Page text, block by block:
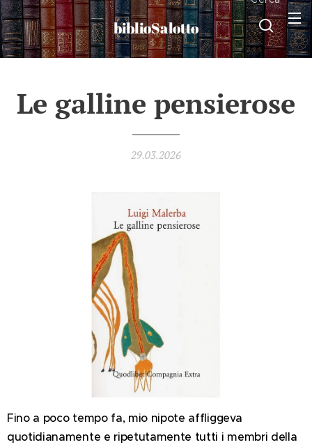
biblioSalotto
Le galline pensierose
29.03.2026
Fino a poco tempo fa, mio nipote affliggeva
quotidianamente e ripetutamente tutti i membri della